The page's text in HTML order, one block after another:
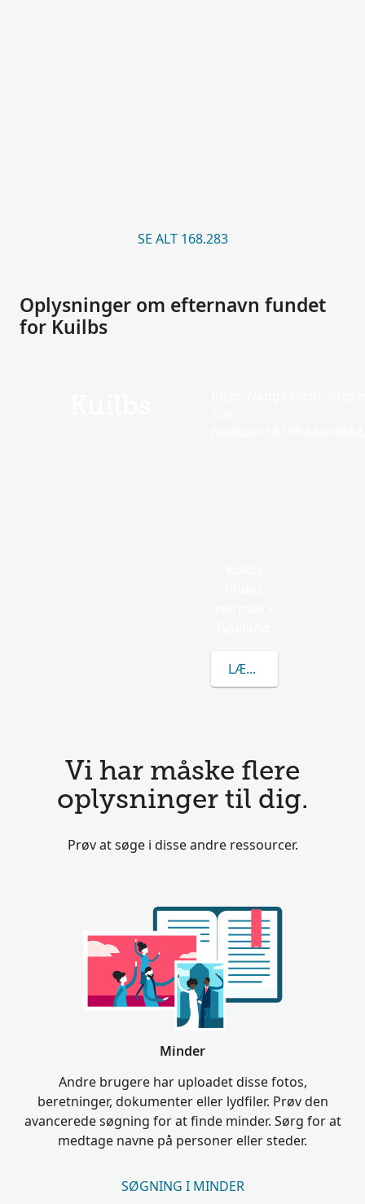
SE ALT 168.283
Oplysninger om efternavn fundet
for Kuilbs
LÆR MERE OM KUILBS
Vi har måske flere
oplysninger til dig.
Prøv at søge i disse andre ressourcer.
Minder
Andre brugere har uploadet disse fotos,
beretninger, dokumenter eller lydfiler. Prøv den
avancerede søgning for at finde minder. Sørg for at
medtage navne på personer eller steder.
SØGNING I MINDER